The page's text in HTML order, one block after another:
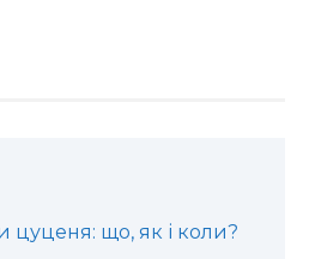
цуценя: що, як і коли?